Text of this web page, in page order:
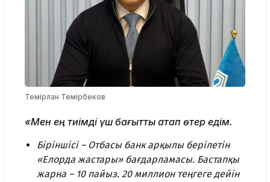
Темірлан Темірбеков
«Мен ең тиімді үш бағытты атап өтер едім.
Біріншісі – Отбасы банк арқылы берілетін
«Елорда жастары» бағдарламасы. Бастапқы
жарна – 10 пайыз. 20 миллион теңгеге дейін